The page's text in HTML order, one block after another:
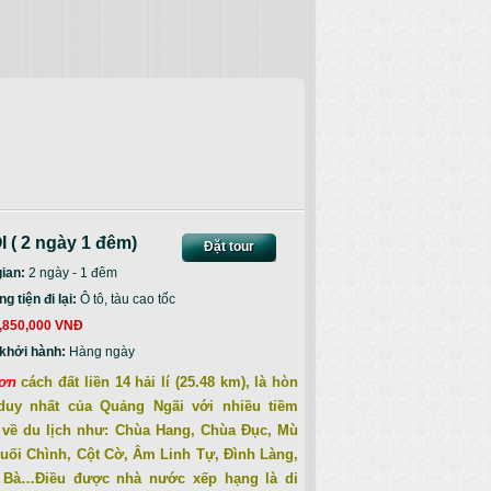
( 2 ngày 1 đêm)
Đặt tour
2 ngày - 1 đêm
tiện đi lại: Ô tô, tàu cao tốc
VNĐ
hành: Hàng ngày
cách đất liền 14 hải lí (25.48 km), là hòn
nhất của Quảng Ngãi với nhiều tiềm
du lịch như: Chùa Hang, Chùa Đục, Mù
Chình, Cột Cờ, Âm Linh Tự, Đình Làng,
Bà…Điều được nhà nước xếp hạng là di